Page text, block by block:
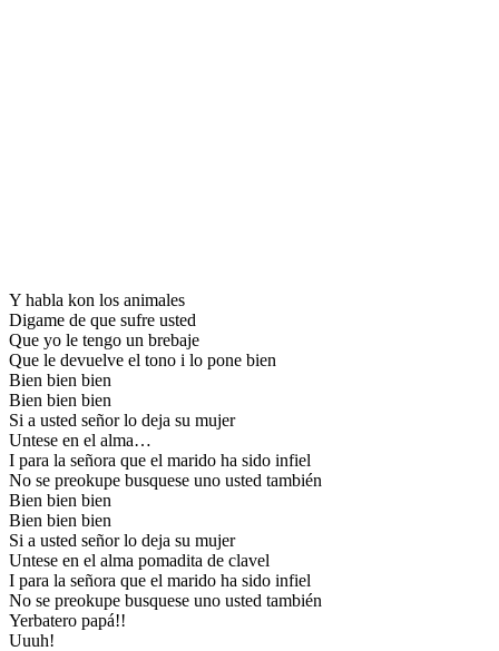
Y habla kon los animales
Digame de que sufre usted
Que yo le tengo un brebaje
Que le devuelve el tono i lo pone bien
Bien bien bien
Bien bien bien
Si a usted señor lo deja su mujer
Untese en el alma…
I para la señora que el marido ha sido infiel
No se preokupe busquese uno usted también
Bien bien bien
Bien bien bien
Si a usted señor lo deja su mujer
Untese en el alma pomadita de clavel
I para la señora que el marido ha sido infiel
No se preokupe busquese uno usted también
Yerbatero papá!!
Uuuh!